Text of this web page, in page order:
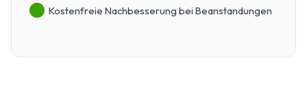
Kostenfreie Nachbesserung bei Beanstandungen